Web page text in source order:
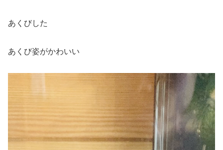
あくびした
あくび姿がかわいい